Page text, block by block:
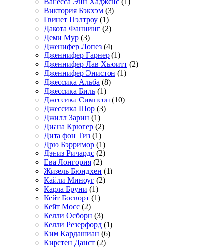
Ванесса Энн Хадженс (1)
Виктория Бэкхэм (3)
Гвинет Пэлтроу (1)
Дакота Фаннинг (2)
Деми Мур (3)
Дженифер Лопез (4)
Дженнифер Гарнер (1)
Дженнифер Лав Хьюитт (2)
Дженнифер Энистон (1)
Джессика Альба (8)
Джессика Биль (1)
Джессика Симпсон (10)
Джессика Шор (3)
Джилл Зарин (1)
Диана Крюгер (2)
Дита фон Тиз (1)
Дрю Бэрримор (1)
Дэниз Ричардс (2)
Ева Лонгория (2)
Жизель Бюндхен (1)
Кайли Миноуг (2)
Карла Бруни (1)
Кейт Босворт (1)
Кейт Мосс (2)
Келли Осборн (3)
Келли Резерфорд (1)
Ким Кардашиан (6)
Кирстен Данст (2)